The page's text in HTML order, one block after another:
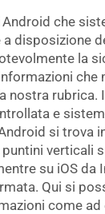
che
disposizione
la
che
nostra rubrica.
e
si trova
verticali
su iOS da
Qui si
come ad